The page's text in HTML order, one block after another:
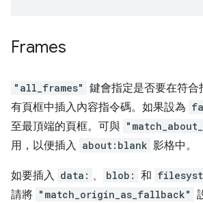
Frames
"all_frames" 鍵會指定是否要在符
有頁框中插入內容指令碼。如果設為
至最頂端的頁框。可與
用，以便插入 about:blank 影格中。
如要插入 data: 、 blob: 和
請將 "match_origin_as_fallback"